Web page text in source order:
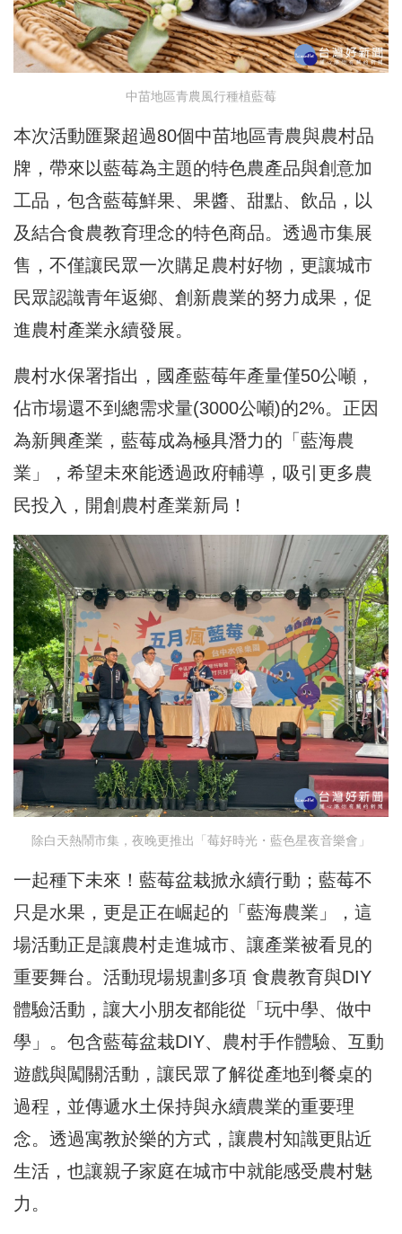
中苗地區青農風行種植藍莓
本次活動匯聚超過80個中苗地區青農與農村品
牌，帶來以藍莓為主題的特色農產品與創意加
工品，包含藍莓鮮果、果醬、甜點、飲品，以
及結合食農教育理念的特色商品。透過市集展
售，不僅讓民眾一次購足農村好物，更讓城市
民眾認識青年返鄉、創新農業的努力成果，促
進農村產業永續發展。
農村水保署指出，國產藍莓年產量僅50公噸，
佔市場還不到總需求量(3000公噸)的2%。正因
為新興產業，藍莓成為極具潛力的「藍海農
業」，希望未來能透過政府輔導，吸引更多農
民投入，開創農村產業新局！
除白天熱鬧市集，夜晚更推出「莓好時光・藍色星夜音樂會」
一起種下未來！藍莓盆栽掀永續行動；藍莓不
只是水果，更是正在崛起的「藍海農業」，這
場活動正是讓農村走進城市、讓產業被看見的
重要舞台。活動現場規劃多項 食農教育與DIY
體驗活動，讓大小朋友都能從「玩中學、做中
學」。包含藍莓盆栽DIY、農村手作體驗、互動
遊戲與闖關活動，讓民眾了解從產地到餐桌的
過程，並傳遞水土保持與永續農業的重要理
念。透過寓教於樂的方式，讓農村知識更貼近
生活，也讓親子家庭在城市中就能感受農村魅
力。